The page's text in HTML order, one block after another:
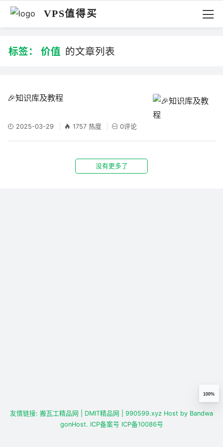
VPS值得买
标签： 价值 的文章列表
🎉知识库及教程
2025-03-29 1757 热度 0评论
没有更多了
100%
友情链接: 搬瓦工精品网 | DMIT精品网 | 990599.xyz Host by Bandwa
gonHost. ICP备案号 ICP备10086号